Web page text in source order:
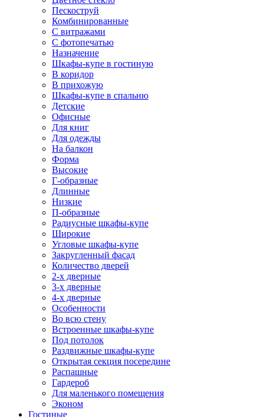
Пескоструй
Комбинированные
С витражами
С фотопечатью
Назначение
Шкафы-купе в гостиную
В коридор
В прихожую
Шкафы-купе в спальню
Детские
Офисные
Для книг
Для одежды
На балкон
Форма
Высокие
Г-образные
Длинные
Низкие
П-образные
Радиусные шкафы-купе
Широкие
Угловые шкафы-купе
Закругленный фасад
Количество дверей
2-х дверные
3-х дверные
4-х дверные
Особенности
Во всю стену
Встроенные шкафы-купе
Под потолок
Раздвижные шкафы-купе
Открытая секция посередине
Распашные
Гардероб
Для маленького помещения
Эконом
Гостиные